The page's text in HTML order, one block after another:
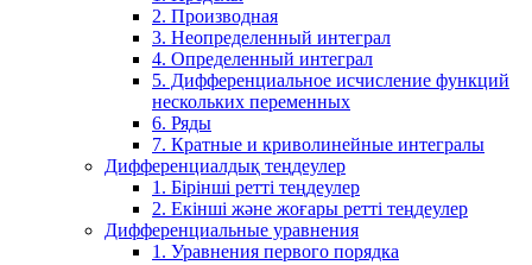
2. Производная
3. Неопределенный интеграл
4. Определенный интеграл
5. Дифференциальное исчисление функций
нескольких переменных
6. Ряды
7. Кратные и криволинейные интегралы
Дифференциалдық теңдеулер
1. Бірінші ретті теңдеулер
2. Екінші және жоғары ретті теңдеулер
Дифференциальные уравнения
1. Уравнения первого порядка